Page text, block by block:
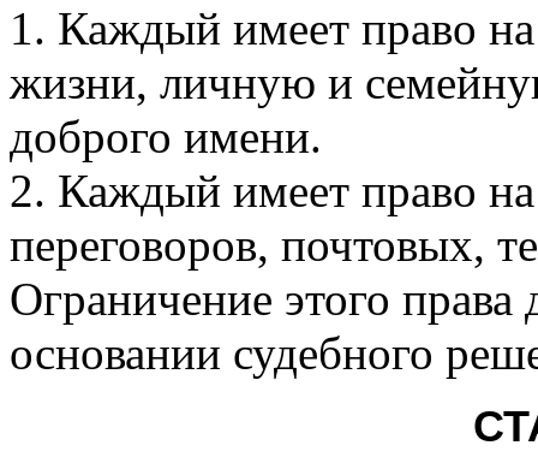
1. Каждый имеет право
жизни, личную и
доброго имени.
2. Каждый имеет право
переговоров, почтовых,
Ограничение этого права
основании судебного